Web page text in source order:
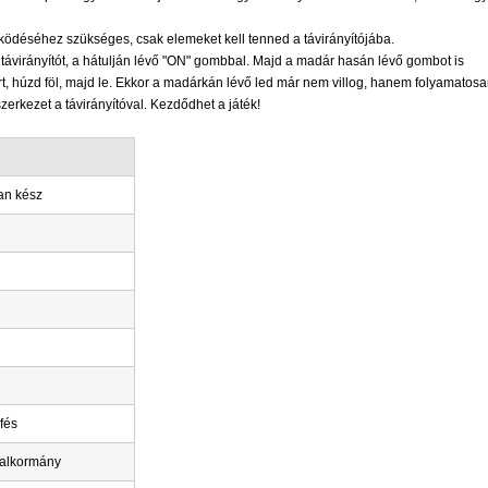
szükséges, csak elemeket kell tenned a távirányítójába.
a hátulján lévő "ON" gombbal. Majd a madár hasán lévő gombot is
húzd föl, majd le. Ekkor a madárkán lévő led már nem villog, hanem
a távirányítóval. Kezdődhet a játék!
kész